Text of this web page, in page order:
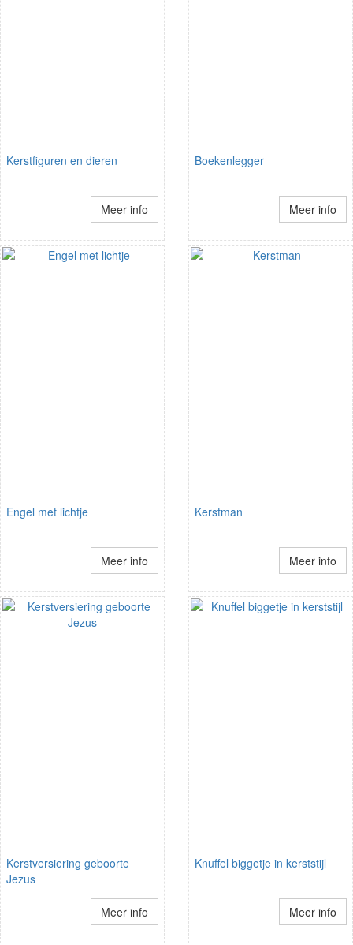
Kerstfiguren en dieren
Meer info
Boekenlegger
Meer info
Engel met lichtje
Meer info
Kerstman
Meer info
Kerstversiering geboorte
Jezus
Meer info
Knuffel biggetje in kerststijl
Meer info